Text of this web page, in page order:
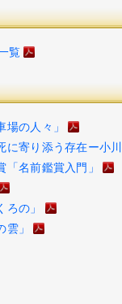
覧
の人々」
寄り添う存在ー小
名前鑑賞入門」
の」
PDF
」